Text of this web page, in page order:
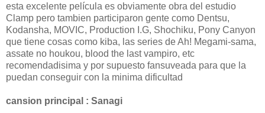
esta excelente película es obviamente obra del estudio
Clamp pero tambien participaron gente como Dentsu,
Kodansha, MOVIC, Production I.G, Shochiku, Pony Canyon
que tiene cosas como kiba, las series de Ah! Megami-sama,
assate no houkou, blood the last vampiro, etc
recomendadisima y por supuesto fansuveada para que la
puedan conseguir con la minima dificultad
cansion principal : Sanagi